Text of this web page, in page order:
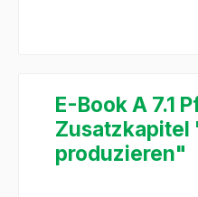
E-Book A 7.1
Zusatzkapitel
produzieren"